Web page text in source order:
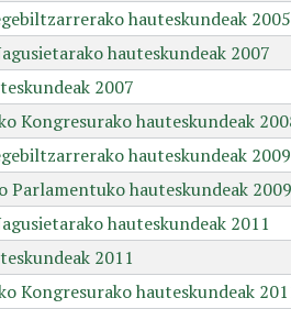
hauteskundeak 2005
hauteskundeak 2007
2007
Kongresurako hauteskundeak
hauteskundeak 2009
Parlamentuko hauteskundeak 2009
hauteskundeak 2011
2011
Kongresurako hauteskundeak